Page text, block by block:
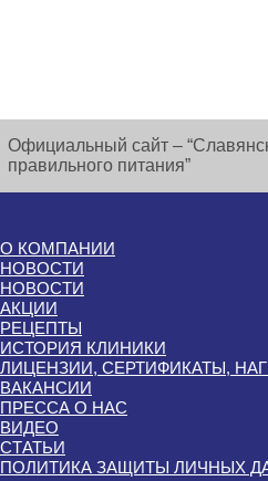
Официальный сайт –
правильного питания”
О КОМПАНИИ
НОВОСТИ
НОВОСТИ
АКЦИИ
РЕЦЕПТЫ
ИСТОРИЯ КЛИНИКИ
ЛИЦЕНЗИИ, СЕРТИФИКАТЫ,
ВАКАНСИИ
ПРЕССА О НАС
ВИДЕО
СТАТЬИ
ПОЛИТИКА ЗАЩИТЫ ЛИЧНЫХ